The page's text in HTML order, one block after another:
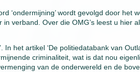
‘ondermijning’ wordt gevolgd door het
verband. Over die OMG’s leest u hier
het artikel ‘De politiedatabank van
criminaliteit, wat is dat nou
van de onderwereld en de